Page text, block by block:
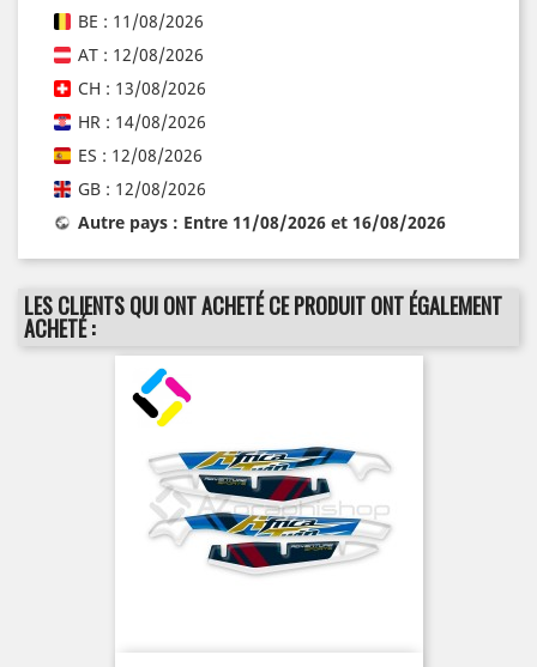
BE : 11/08/2026
AT : 12/08/2026
CH : 13/08/2026
HR : 14/08/2026
ES : 12/08/2026
GB : 12/08/2026
Autre pays : Entre 11/08/2026 et 16/08/2026
LES CLIENTS QUI ONT ACHETÉ CE PRODUIT ONT ÉGALEMENT
ACHETÉ :